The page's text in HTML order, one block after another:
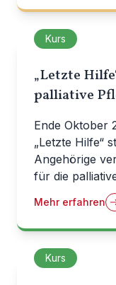
Kurs
„Letzte
palliative
Ende Oktober
„Letzte Hilfe“
Angehörige
für die
Mehr erfahren
Kurs